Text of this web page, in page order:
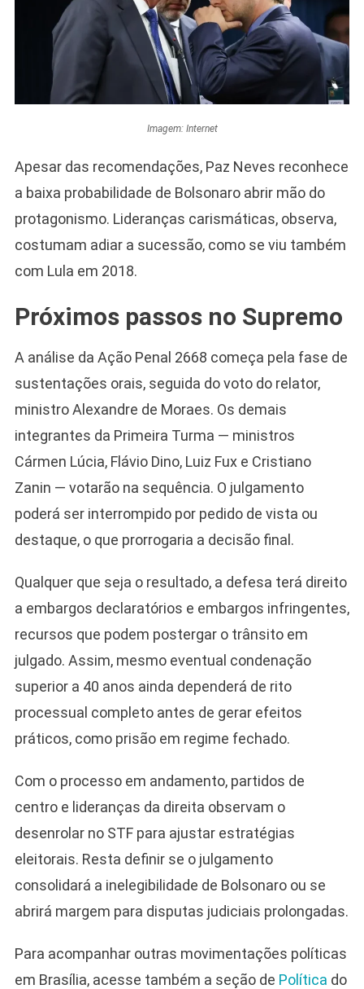
Imagem: Internet
Apesar das recomendações, Paz Neves reconhece
a baixa probabilidade de Bolsonaro abrir mão do
protagonismo. Lideranças carismáticas, observa,
costumam adiar a sucessão, como se viu também
com Lula em 2018.
Próximos passos no Supremo
A análise da Ação Penal 2668 começa pela fase de
sustentações orais, seguida do voto do relator,
ministro Alexandre de Moraes. Os demais
integrantes da Primeira Turma — ministros
Cármen Lúcia, Flávio Dino, Luiz Fux e Cristiano
Zanin — votarão na sequência. O julgamento
poderá ser interrompido por pedido de vista ou
destaque, o que prorrogaria a decisão final.
Qualquer que seja o resultado, a defesa terá direito
a embargos declaratórios e embargos infringentes,
recursos que podem postergar o trânsito em
julgado. Assim, mesmo eventual condenação
superior a 40 anos ainda dependerá de rito
processual completo antes de gerar efeitos
práticos, como prisão em regime fechado.
Com o processo em andamento, partidos de
centro e lideranças da direita observam o
desenrolar no STF para ajustar estratégias
eleitorais. Resta definir se o julgamento
consolidará a inelegibilidade de Bolsonaro ou se
abrirá margem para disputas judiciais prolongadas.
Para acompanhar outras movimentações políticas
em Brasília, acesse também a seção de Política do